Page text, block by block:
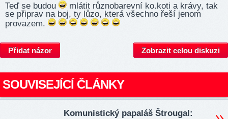
Teď se budou
mlátit různobarevní ko.koti a krávy, tak
se připrav na boj, ty lůzo, která všechno řeší jenom
provazem.
Přidat názor Zobrazit celou diskuzi
SOUVISEJÍCÍ ČLÁNKY
Komunistický papaláš Štrougal: